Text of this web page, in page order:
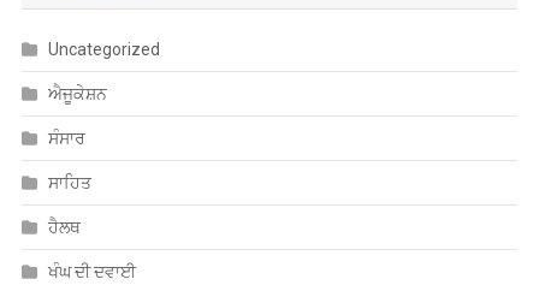
Uncategorized
ਐਜੂਕੇਸ਼ਨ
ਸੰਸਾਰ
ਸਾਹਿਤ
ਹੈਲਥ
ਖੰਘ ਦੀ ਦਵਾਈ